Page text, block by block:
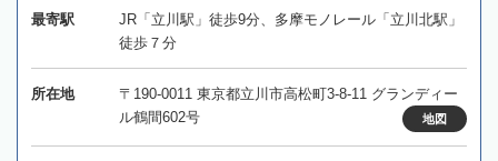
最寄駅
JR「立川駅」徒歩9分、多摩モノレール「立川北駅」
徒歩７分
所在地
〒190-0011 東京都立川市高松町3-8-11 グランディー
ル鶴間602号
地図